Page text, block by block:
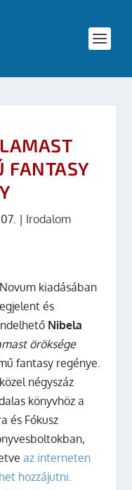
FANTASY
| Irodalom
kiadásában
és
Nibela
öröksége
fantasy regénye.
négyszáz
könyvhöz a
és Fókusz
az interneten
hozzájutni.